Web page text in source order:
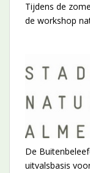
Tijdens de
de workshop
De
uitvalsbasis